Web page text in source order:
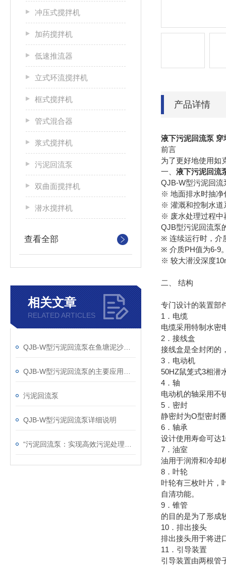
冲压式搅拌机
加药搅拌机
低速推流器
立式环流搅拌机
框式搅拌机
管式混合器
浆式搅拌机
污泥回流泵
双曲面搅拌机
潜水搅拌机
查看全部
相关文章
RELATED ARTICLES
污泥回流泵
QJB-W型污泥回流泵详细说明
产品详情
液下污泥回流泵 穿
前言
为了更好地使用如
一、 液下污泥回流
QJB-W型污泥回流
※ 地面排水时抽净
※ 灌溉和控制水道
※ 废水处理过程中
QJB型污泥回流泵
※ 连续运行时，介
※ 介质PH值为6-9
※ 较大潜没深度
二、 结构
专门设计的装置部
1 ．电缆
电缆采用特制水密
2．接线盒
接线盒是全封闭的
3．电动机
50HZ鼠笼式3相潜
4．轴
电动机的轴采用不
5．密封
静密封为O型密封
6．轴承
设计使用寿命可达
7．油室
油用于润滑和冷却
8．叶轮
叶轮有三枚叶片，
自清功能。
9．锥管
的目的是为了形成
10．排出接头
排出接头用于将进
11 ．引导装置
引导装置由两根管